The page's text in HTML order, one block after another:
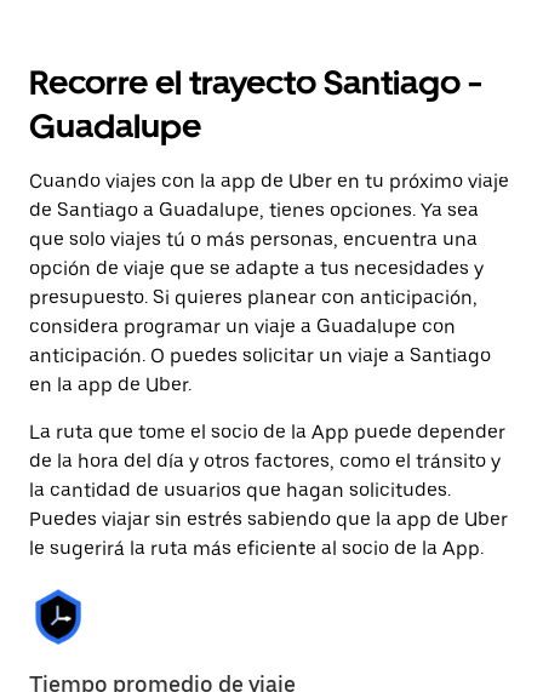
Recorre el trayecto Santiago -
Guadalupe
Cuando viajes con la app de Uber en tu próximo viaje
de Santiago a Guadalupe, tienes opciones. Ya sea
que solo viajes tú o más personas, encuentra una
opción de viaje que se adapte a tus necesidades y
presupuesto. Si quieres planear con anticipación,
considera programar un viaje a Guadalupe con
anticipación. O puedes solicitar un viaje a Santiago
en la app de Uber.
La ruta que tome el socio de la App puede depender
de la hora del día y otros factores, como el tránsito y
la cantidad de usuarios que hagan solicitudes.
Puedes viajar sin estrés sabiendo que la app de Uber
le sugerirá la ruta más eficiente al socio de la App.
Tiempo promedio de viaje